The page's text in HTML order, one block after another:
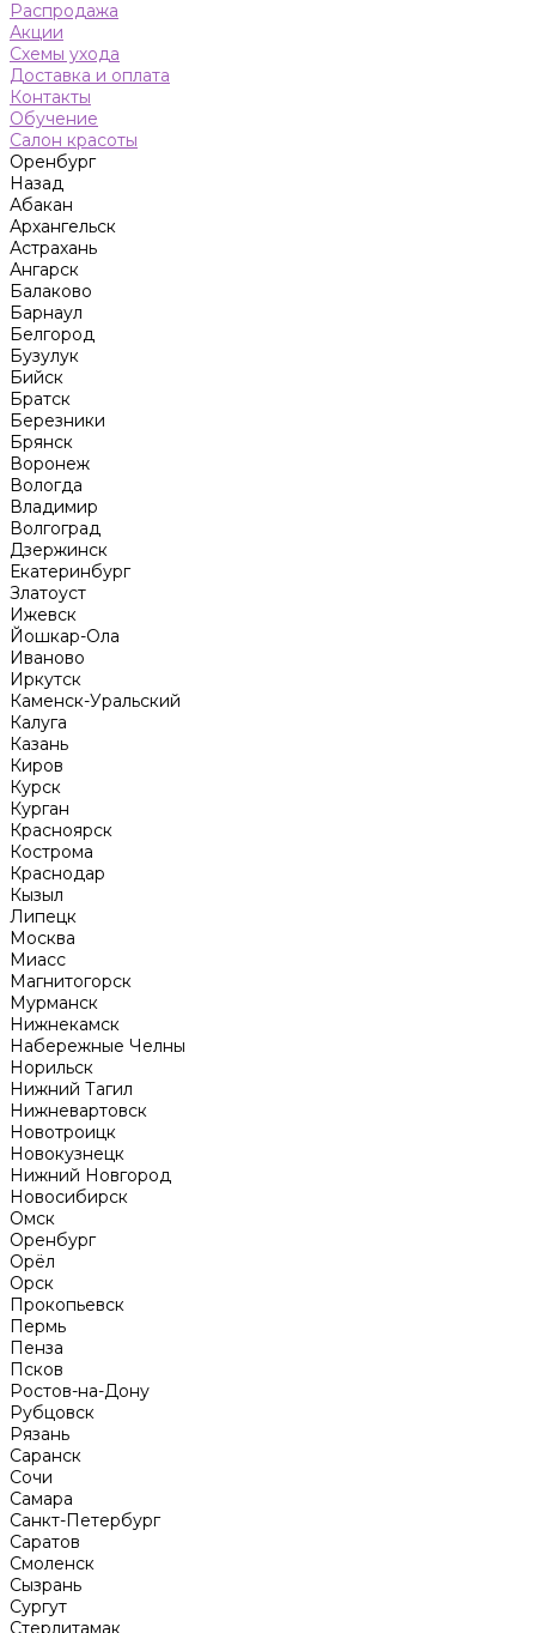
Распродажа
Акции
Схемы ухода
Доставка и оплата
Контакты
Обучение
Салон красоты
Оренбург
Назад
Абакан
Архангельск
Астрахань
Ангарск
Балаково
Барнаул
Белгород
Бузулук
Бийск
Братск
Березники
Брянск
Воронеж
Вологда
Владимир
Волгоград
Дзержинск
Екатеринбург
Златоуст
Ижевск
Йошкар-Ола
Иваново
Иркутск
Каменск-Уральский
Калуга
Казань
Киров
Курск
Курган
Красноярск
Кострома
Краснодар
Кызыл
Липецк
Москва
Миасс
Магнитогорск
Мурманск
Нижнекамск
Набережные Челны
Норильск
Нижний Тагил
Нижневартовск
Новотроицк
Новокузнецк
Нижний Новгород
Новосибирск
Омск
Оренбург
Орёл
Орск
Прокопьевск
Пермь
Пенза
Псков
Ростов-на-Дону
Рубцовск
Рязань
Саранск
Сочи
Самара
Санкт-Петербург
Саратов
Смоленск
Сызрань
Сургут
Стерлитамак